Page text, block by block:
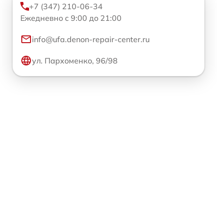
+7 (347) 210-06-34
Ежедневно с 9:00 до 21:00
info@ufa.denon-repair-center.ru
ул. Пархоменко, 96/98